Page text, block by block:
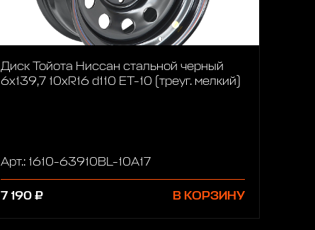
Диск Тойота Ниссан стальной черный
6x139,7 10xR16 d110 ET-10 (треуг. мелкий)
Арт.: 1610-63910BL-10A17
7 190 ₽ В КОРЗИНУ